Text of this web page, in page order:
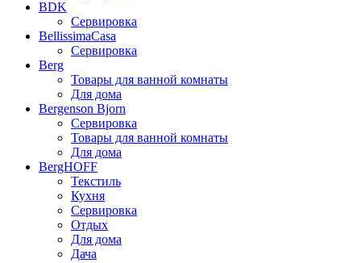
BDK
Сервировка
BellissimaCasa
Сервировка
Berg
Товары для ванной комнаты
Для дома
Bergenson Bjorn
Сервировка
Товары для ванной комнаты
Для дома
BergHOFF
Текстиль
Кухня
Сервировка
Отдых
Для дома
Дача